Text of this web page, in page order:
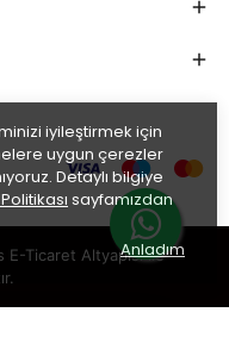
iyileştirmek için
uygun çerezler
Detaylı bilgiye
sayfamızdan
Anladım
E-Ticaret Altyapısı ile